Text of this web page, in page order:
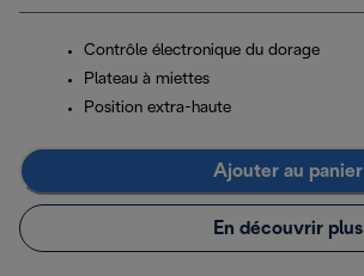
Contrôle électronique du dorage
Plateau à miettes
Position extra-haute
Ajouter au panier
En découvrir plus